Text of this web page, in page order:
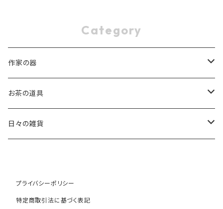
Category
作家の器
稲葉 周子 Chikako Inaba
片瀬 和宏 Kazuhiro Katase
高橋 朋子 Tomoko Saito
お茶の道具
茶杓
日々の雑貨
天然素材
プライバシーポリシー
特定商取引法に基づく表記